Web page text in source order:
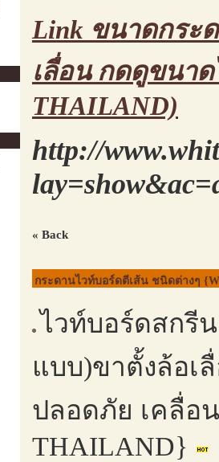
Link ขนาดกระ
เลื่อน กดดูขนาด
THAILAND)
http://
« Back
กระดานไวท์บอร์ดตีเส้น ชนิดต่างๆ
ไวท์บอร์ดสกรี
แบบ)ขาตั้งล้อเ
ปลอดภัย เคลื่อ
THAILAND}